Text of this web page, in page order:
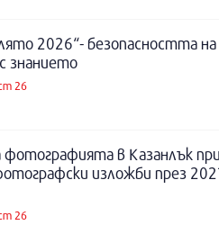
2026“- безопасността
знанието
26
в Казанлък
изложби през
26